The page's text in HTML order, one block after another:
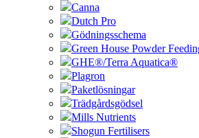
Canna
Dutch Pro
Gödningsschema
Green House Powder
GHE®/Terra Aquatica®
Plagron
Paketlösningar
Trädgårdsgödsel
Mills Nutrients
Shogun Fertilisers